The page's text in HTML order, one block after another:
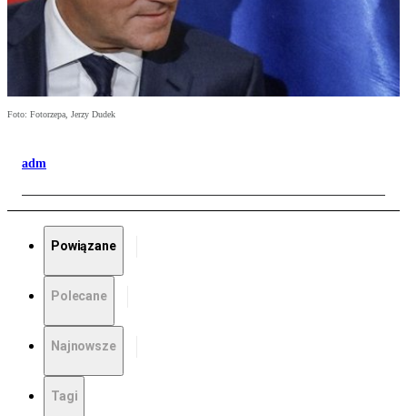
Foto: Fotorzepa, Jerzy Dudek
adm
Powiązane
Polecane
Najnowsze
Tagi